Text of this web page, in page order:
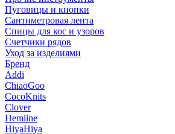
Пуговицы и кнопки
Сантиметровая лента
Спицы для кос и узоров
Счетчики рядов
Уход за изделиями
Бренд
Addi
ChiaoGoo
CocoKnits
Clover
Hemline
HiyaHiya